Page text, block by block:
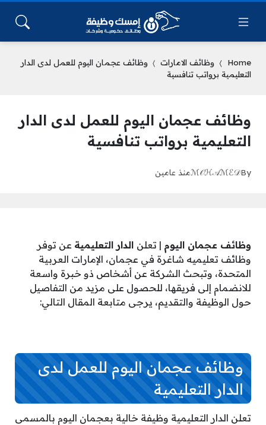
Home وظائف الامارات
وظائف عجمان اليوم للعمل لدى الدار
التعليمية برواتب تنافسية
وظائف عجمان اليوم للعمل لدى الدار
التعليمية برواتب تنافسية
By
ℳ𝒪ℋ𝒜ℳℰ𝒟منذ عامين
وظائف عجمان اليوم | تعلن الدار التعليمية عن توفر
وظائف تعليميه شاغرة في عجمان، الإمارات العربية
المتحدة، وتبحث الشركة عن أشخاص ذو خبرة واسعة
للانضمام إلى فريقها، للحصول على مزيد من التفاصيل
حول الوظيفة والتقديم، يرجى متابعة المقال التالي:
وظائف عجمان اليوم للعمل لدى
الدار التعليمية
تعلن الدار التعليمية وظيفة خالية بعجمان اليوم بالمسمى